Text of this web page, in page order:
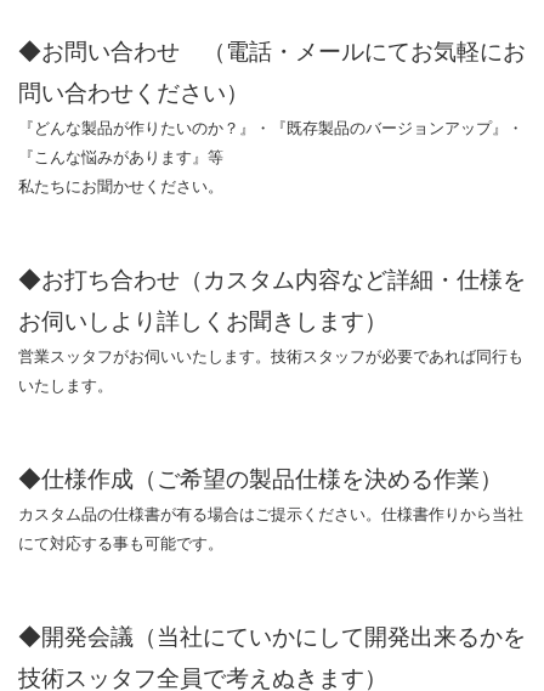
◆お問い合わせ （電話・メールにてお気軽にお
問い合わせください）
『どんな製品が作りたいのか？』・『既存製品のバージョンアップ』・
『こんな悩みがあります』等
私たちにお聞かせください。
◆お打ち合わせ（カスタム内容など詳細・仕様を
お伺いしより詳しくお聞きします）
営業スッタフがお伺いいたします。技術スタッフが必要であれば同行も
いたします。
◆仕様作成（ご希望の製品仕様を決める作業）
カスタム品の仕様書が有る場合はご提示ください。仕様書作りから当社
にて対応する事も可能です。
◆開発会議（当社にていかにして開発出来るかを
技術スッタフ全員で考えぬきます）